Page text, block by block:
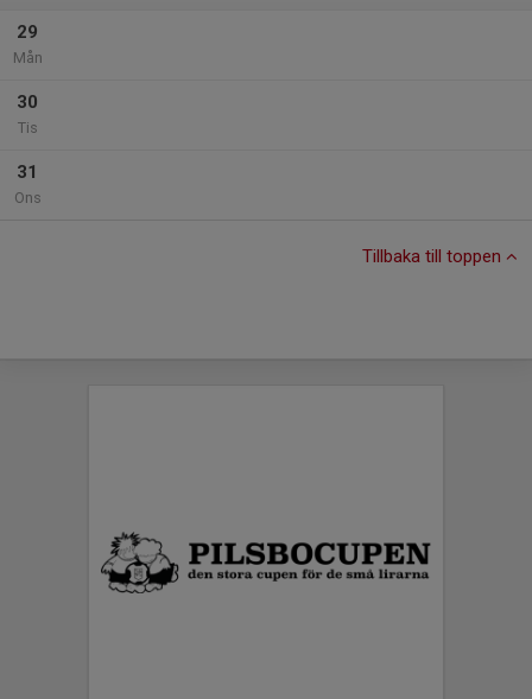
29
Mån
30
Tis
31
Ons
Tillbaka till toppen